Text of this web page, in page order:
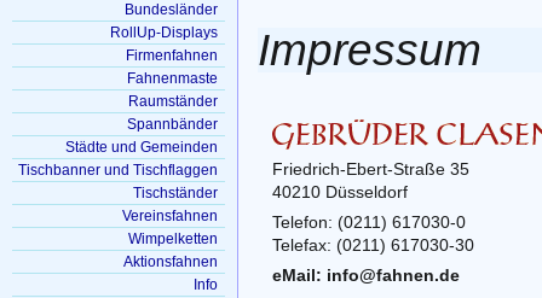
Impressum
Friedrich-Ebert-Straße 35
40210 Düsseldorf
Telefon: (0211) 617030-0
Telefax: (0211) 617030-30
eMail: info@fahnen.de
Bundesländer
RollUp-Displays
Firmenfahnen
Fahnenmaste
Raumständer
Spannbänder
Städte und Gemeinden
Tischbanner und Tischflaggen
Tischständer
Vereinsfahnen
Wimpelketten
Aktionsfahnen
Info